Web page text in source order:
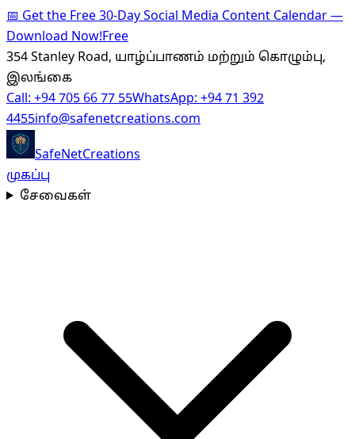
📅Get the Free 30-Day Social Media Content Calendar —
Download Now!Free
354 Stanley Road, யாழ்ப்பாணம் மற்றும் கொழும்பு,
இலங்கை
Call:+94 705 66 77 55WhatsApp:+94 71 392
4455info@safenetcreations.com
SafeNetCreations
முகப்பு
சேவைகள்